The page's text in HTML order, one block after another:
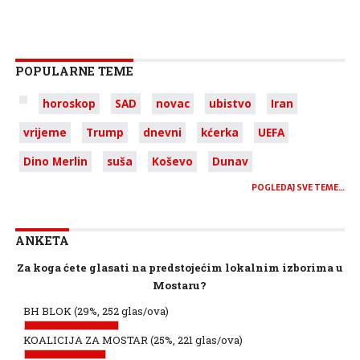
POPULARNE TEME
horoskop SAD novac ubistvo
Iran
vrijeme
Trump dnevni kćerka
UEFA
Dino Merlin
suša Koševo Dunav
POGLEDAJ SVE TEME…
ANKETA
Za koga ćete glasati na predstojećim lokalnim izborima u
Mostaru?
BH BLOK(29%, 252 glas/ova)
KOALICIJA ZA MOSTAR(25%, 221 glas/ova)